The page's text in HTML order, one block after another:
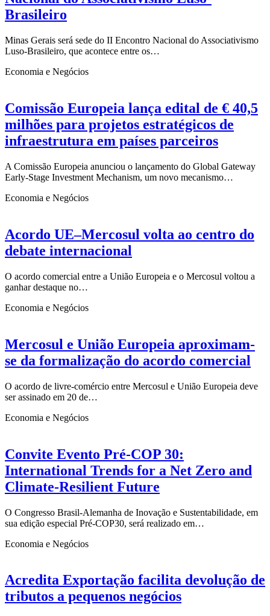
Brasileiro
Minas Gerais será sede do II Encontro Nacional do Associativismo
Luso-Brasileiro, que acontece entre os…
Economia e Negócios
Comissão Europeia lança edital de € 40,5
milhões para projetos estratégicos de
infraestrutura em países parceiros
A Comissão Europeia anunciou o lançamento do Global Gateway
Early-Stage Investment Mechanism, um novo mecanismo…
Economia e Negócios
Acordo UE–Mercosul volta ao centro do
debate internacional
O acordo comercial entre a União Europeia e o Mercosul voltou a
ganhar destaque no…
Economia e Negócios
Mercosul e União Europeia aproximam-
se da formalização do acordo comercial
O acordo de livre-comércio entre Mercosul e União Europeia deve
ser assinado em 20 de…
Economia e Negócios
Convite Evento Pré-COP 30:
International Trends for a Net Zero and
Climate-Resilient Future
O Congresso Brasil-Alemanha de Inovação e Sustentabilidade, em
sua edição especial Pré-COP30, será realizado em…
Economia e Negócios
Acredita Exportação facilita devolução de
tributos a pequenos negócios